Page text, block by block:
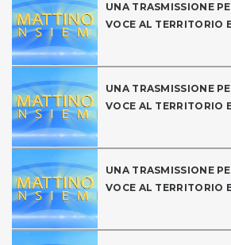
UNA TRASMISSIONE
VOCE AL TERRITORIO
UNA TRASMISSIONE
VOCE AL TERRITORIO
UNA TRASMISSIONE
VOCE AL TERRITORIO